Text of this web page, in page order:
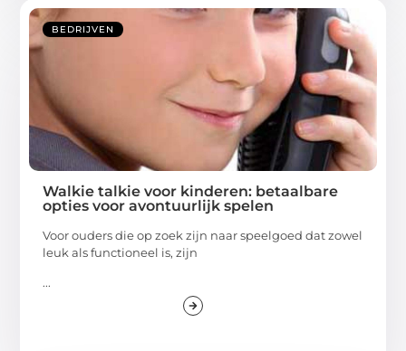
BEDRIJVEN
Walkie talkie voor kinderen: betaalbare
opties voor avontuurlijk spelen
Voor ouders die op zoek zijn naar speelgoed dat zowel
leuk als functioneel is, zijn
...